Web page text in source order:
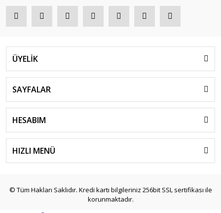
ÜYELİK
SAYFALAR
HESABIM
HIZLI MENÜ
© Tüm Hakları Saklıdır. Kredi kartı bilgileriniz 256bit SSL sertifikası ile
korunmaktadır.